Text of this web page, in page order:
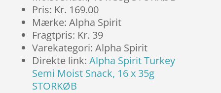
Pris: Kr. 169.00
Mærke: Alpha Spirit
Fragtpris: Kr. 39
Varekategori: Alpha Spirit
Direkte link: Alpha Spirit Turkey
Semi Moist Snack, 16 x 35g
STORKØB